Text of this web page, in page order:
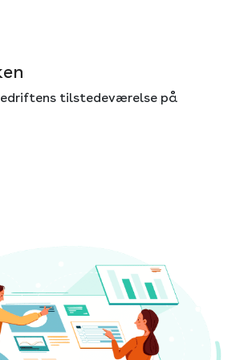
tilstedeværelse på